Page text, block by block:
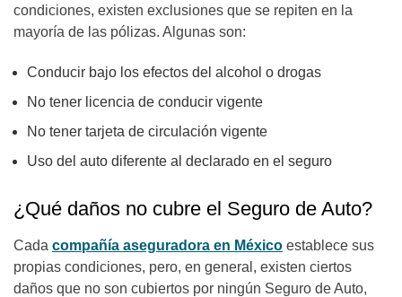
condiciones, existen exclusiones que se repiten en la
mayoría de las pólizas. Algunas son:
Conducir bajo los efectos del alcohol o drogas
No tener licencia de conducir vigente
No tener tarjeta de circulación vigente
Uso del auto diferente al declarado en el seguro
¿Qué daños no cubre el Seguro de Auto?
Cada compañía aseguradora en México establece sus
propias condiciones, pero, en general, existen ciertos
daños que no son cubiertos por ningún Seguro de Auto,